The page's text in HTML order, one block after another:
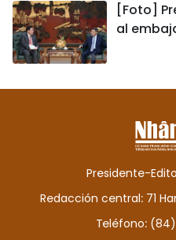
[Foto]
al
Presidente-
Redacción central: 71
Teléfono: